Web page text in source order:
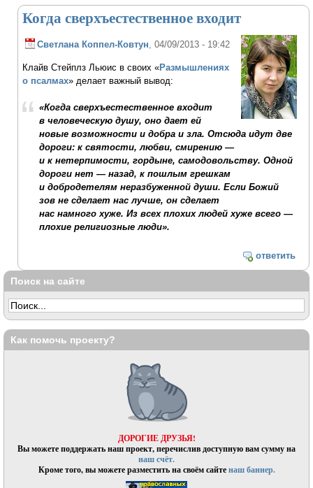
Когда сверхъестественное входит
Светлана Коппел-Ковтун , 04/09/2013 - 19:42
Клайв Стейплз Льюис в своих «Размышлениях
о псалмах» делает важный вывод:
«Когда сверхъестественное входит
в человеческую душу, оно дает ей
новые возможности и добра и зла. Отсюда идут две
дороги: к святости, любви, смирению —
и к нетерпимости, гордыне, самодовольству. Одной
дороги нет — назад, к пошлым грешкам
и добродетелям неразбуженной души. Если Божий
зов не сделает нас лучше, он сделает
нас намного хуже. Из всех плохих людей хуже всего —
плохие религиозные люди».
ответить
Поиск на сайте
Как помочь проекту?
ДОРОГИЕ ДРУЗЬЯ!
Вы можете поддержать наш проект, перечислив доступную вам сумму на
наш счёт.
Кроме того, вы можете разместить на своём сайтенаш баннер.